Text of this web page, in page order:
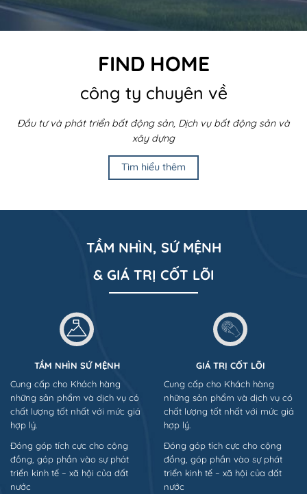
FIND HOME
công ty chuyên về
Đầu tư và phát triển bất động sản, Dịch vụ bất động sản và
xây dựng
Tìm hiểu thêm
TẦM NHÌN, SỨ MỆNH
& GIÁ TRỊ CỐT LÕI
TẦM NHÌN SỨ MỆNH
Cung cấp cho Khách hàng
những sản phẩm và dịch vụ có
chất lượng tốt nhất với mức giá
hợp lý.
Đóng góp tích cực cho cộng
đồng, góp phần vào sự phát
triển kinh tế – xã hội của đất
nước
GIÁ TRỊ CỐT LÕI
Cung cấp cho Khách hàng
những sản phẩm và dịch vụ có
chất lượng tốt nhất với mức giá
hợp lý.
Đóng góp tích cực cho cộng
đồng, góp phần vào sự phát
triển kinh tế – xã hội của đất
nước